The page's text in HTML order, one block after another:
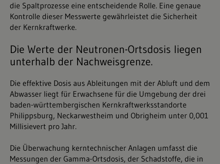
die Spaltprozesse eine entscheidende Rolle. Eine genaue
Kontrolle dieser Messwerte gewährleistet die Sicherheit
der Kernkraftwerke.
Die Werte der Neutronen-Ortsdosis liegen
unterhalb der Nachweisgrenze.
Die effektive Dosis aus Ableitungen mit der Abluft und dem
Abwasser liegt für Erwachsene für die Umgebung der drei
baden-württembergischen Kernkraftwerksstandorte
Philippsburg, Neckarwestheim und Obrigheim unter 0,001
Millisievert pro Jahr.
Die Überwachung kerntechnischer Anlagen umfasst die
Messungen der Gamma-Ortsdosis, der Schadstoffe, die in